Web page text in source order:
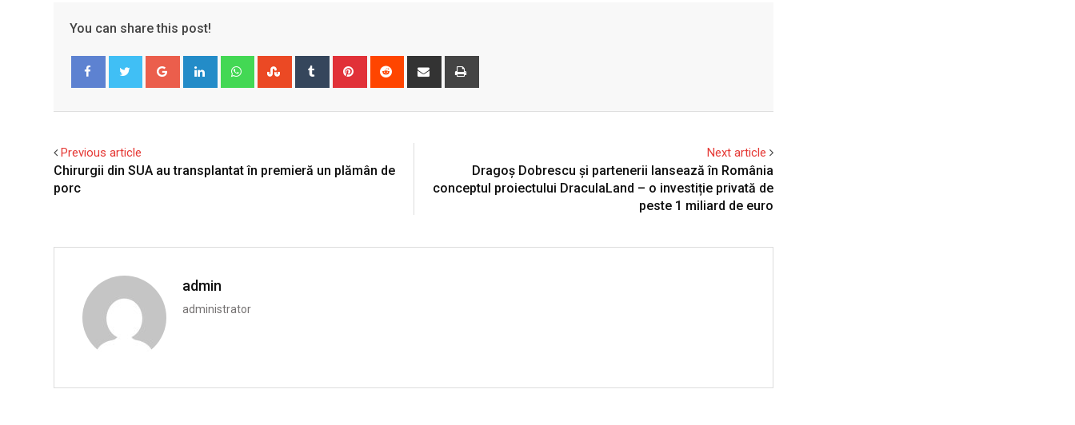
You can share this post!
Google+ LinkedIn WhatsappStumbleUpon
Tumblr Pinterest Reddit
Share
Previous article
Chirurgii din SUA au transplantat în premieră un plămân de
porc
Next article
Dragoş Dobrescu şi partenerii lansează în România
conceptul proiectului DraculaLand – o investiție privată de
peste 1 miliard de euro
admin
administrator